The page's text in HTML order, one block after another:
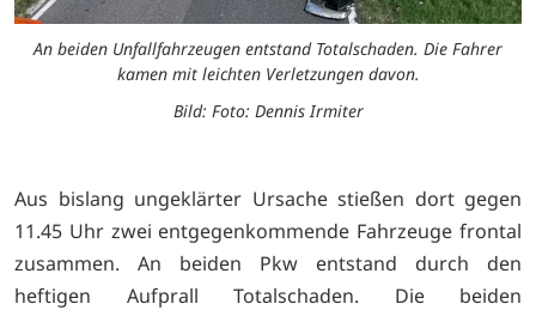
An beiden Unfallfahrzeugen entstand Totalschaden. Die Fahrer
kamen mit leichten Verletzungen davon.
Bild: Foto: Dennis Irmiter
Aus bislang ungeklärter Ursache stießen dort gegen
11.45 Uhr zwei entgegenkommende Fahrzeuge frontal
zusammen. An beiden Pkw entstand durch den
heftigen Aufprall Totalschaden. Die beiden